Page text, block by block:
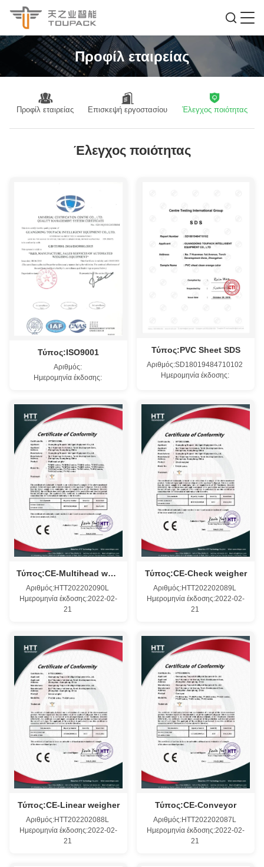
Προφίλ εταιρείας
Προφίλ εταιρείας Επισκεψή εργοστασίου Έλεγχος ποιότητας
Έλεγχος ποιότητας
Τύπος:ISO9001
Αριθμός:
Ημερομηνία έκδοσης:
Τύπος:PVC Sheet SDS
Αριθμός:SD18019484710102
Ημερομηνία έκδοσης:
Τύπος:CE-Multihead weigher
Αριθμός:HTT202202090L
Ημερομηνία έκδοσης:2022-02-
21
Τύπος:CE-Check weigher
Αριθμός:HTT202202089L
Ημερομηνία έκδοσης:2022-02-
21
Τύπος:CE-Linear weigher
Αριθμός:HTT202202088L
Ημερομηνία έκδοσης:2022-02-
21
Τύπος:CE-Conveyor
Αριθμός:HTT202202087L
Ημερομηνία έκδοσης:2022-02-
21